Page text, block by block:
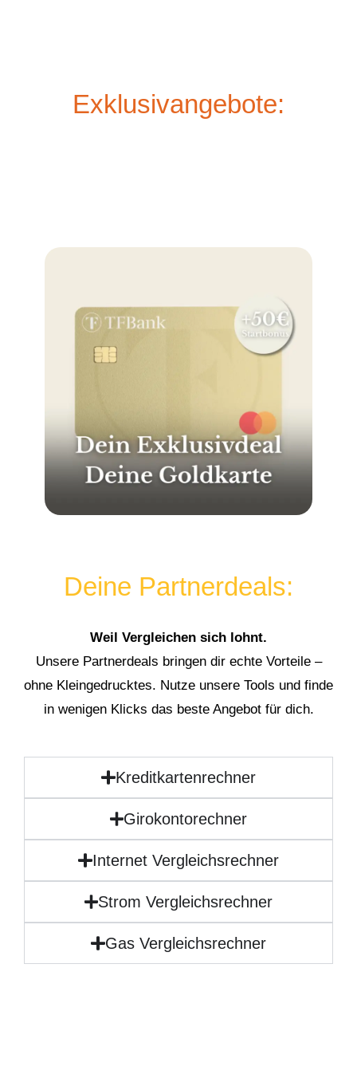
Exklusivangebote:
Deine Partnerdeals:
Weil Vergleichen sich lohnt.
Unsere Partnerdeals bringen dir echte Vorteile –
ohne Kleingedrucktes. Nutze unsere Tools und finde
in wenigen Klicks das beste Angebot für dich.
Kreditkartenrechner
Girokontorechner
Internet Vergleichsrechner
Strom Vergleichsrechner
Gas Vergleichsrechner